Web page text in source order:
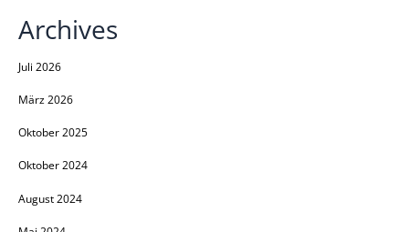
Archives
Juli 2026
März 2026
Oktober 2025
Oktober 2024
August 2024